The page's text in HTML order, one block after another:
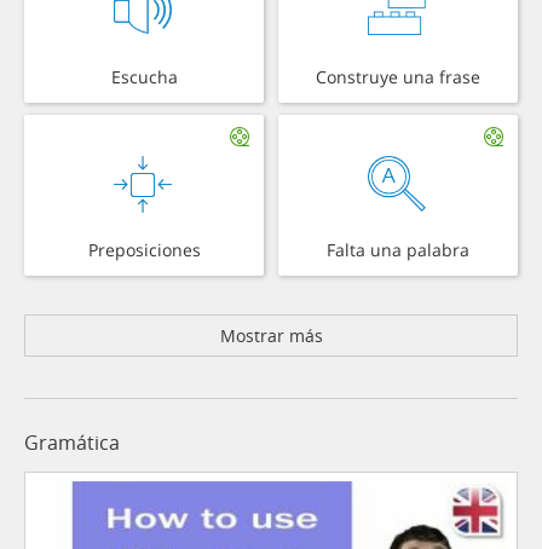
Escucha Construye una frase
Preposiciones Falta una palabra
Mostrar más
Gramática